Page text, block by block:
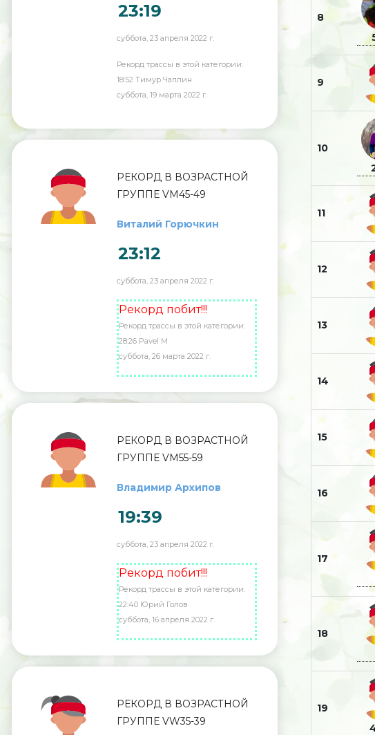
23:19
суббота, 23 апреля 2022 г.
Рекорд трассы в этой категории:
18:52 Тимур Чаплин
суббота, 19 марта 2022 г.
РЕКОРД В ВОЗРАСТНОЙ
ГРУППЕ VM45-49
Виталий Горючкин
23:12
суббота, 23 апреля 2022 г.
Рекорд побит!!!
Рекорд трассы в этой категории:
28:26 Pavel M
суббота, 26 марта 2022 г.
РЕКОРД В ВОЗРАСТНОЙ
ГРУППЕ VM55-59
Владимир Архипов
19:39
суббота, 23 апреля 2022 г.
Рекорд побит!!!
Рекорд трассы в этой категории:
22:40 Юрий Голов
суббота, 16 апреля 2022 г.
РЕКОРД В ВОЗРАСТНОЙ
ГРУППЕ VW35-39
8
9
10
11
12
13
14
15
16
17
18
19